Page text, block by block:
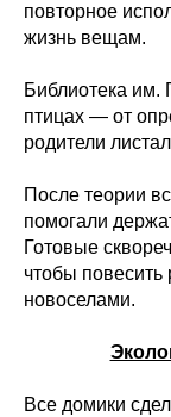
повторное
жизнь вещам.
Библиотека им.
птицах — от
родители
После теории
помогали
Готовые
чтобы
новоселами.
Все домики